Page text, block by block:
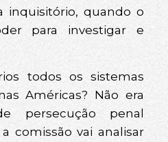
inquisitório, quando o
para investigar e
todos os sistemas
Américas? Não era
persecução penal
comissão vai analisar